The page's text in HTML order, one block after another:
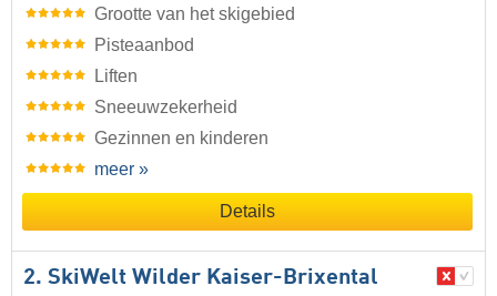
Grootte van het skigebied
Pisteaanbod
Liften
Sneeuwzekerheid
Gezinnen en kinderen
meer »
Details
2. SkiWelt Wilder Kaiser-Brixental